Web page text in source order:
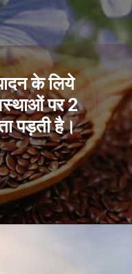
के लिये
पर 2
पड़ती है।